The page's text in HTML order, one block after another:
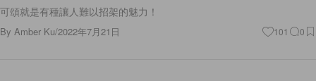
可頌就是有種讓人難以招架的魅力！
By Amber Ku/2022年7月21日 101 0